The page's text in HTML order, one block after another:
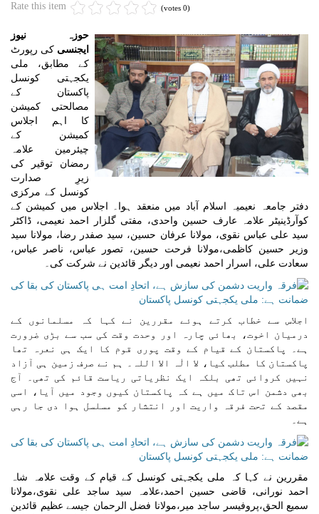
Rate this item (0 votes)
حوزہ نیوز
ایجنسی کی رپورٹ
کے مطابق، ملی
یکجہتی کونسل
پاکستان کے
مصالحتی کمیشن
کا اہم اجلاس
کمیشن کے
چیئرمین علامہ
رمضان توقیر کی
زیرِ صدارت
کونسل کے مرکزی
دفتر جامعہ نعیمیہ اسلام آباد میں منعقد ہوا۔ اجلاس میں کمیشن کے
کوآرڈینیٹر علامہ عارف حسین واحدی، مفتی گلزار احمد نعیمی، ڈاکٹر
سید علی عباس نقوی، مولانا عرفان حسین، سید صفدر رضا، مولانا سید
وزیر حسین کاظمی،مولانا فرحت حسین، تصور عباس، ناصر عباس،
سعادت علی، اسرار احمد نعیمی اور دیگر قائدین نے شرکت کی۔
اجلاس سے خطاب کرتے ہوئے مقررین نے کہا کہ مسلمانوں کے
درمیان اخوت، بھائی چارہ اور وحدت وقت کی سب سے بڑی ضرورت
ہے۔ پاکستان کے قیام کے وقت پوری قوم کا ایک ہی نعرہ تھا
پاکستان کا مطلب کیا، لا الٰہ الا اللہ۔ ہم نے صرف زمین ہی آزاد
نہیں کروائی تھی بلکہ ایک نظریاتی ریاست قائم کی تھی۔ آج
بھی دشمن اس تاک میں ہے کہ پاکستان کیوں وجود میں آیا، اسی
مقصد کے تحت فرقہ واریت اور انتشار کو مسلسل ہوا دی جا رہی
ہے۔
مقررین نے کہا کہ ملی یکجہتی کونسل کے قیام کے وقت علامہ شاہ
احمد نورانی، قاضی حسین احمد،علامہ سید ساجد علی نقوی،مولانا
سمیع الحق،پروفیسر ساجد میر،مولانا فضل الرحمان جیسے عظیم قائدین